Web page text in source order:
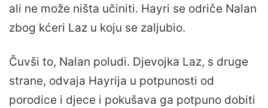
ali ne može ništa učiniti. Hayri se odriče Nalan
zbog kćeri Laz u koju se zaljubio.
Čuvši to, Nalan poludi. Djevojka Laz, s druge
strane, odvaja Hayrija u potpunosti od
porodice i djece i pokušava ga potpuno dobiti